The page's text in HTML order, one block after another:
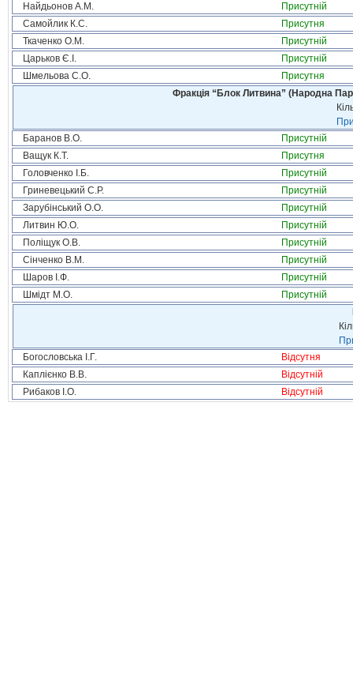
Найдьонов А.М.
Присутній
Самойлик К.С.
Присутня
Ткаченко О.М.
Присутній
Царьков Є.І.
Присутній
Шмельова С.О.
Присутня
Фракція “Блок Литвина” (Народна
Баранов В.О.
Присутній
Ващук К.Т.
Присутня
Головченко І.Б.
Присутній
Гриневецький С.Р.
Присутній
Зарубінський О.О.
Присутній
Литвин Ю.О.
Присутній
Поліщук О.В.
Присутній
Сінченко В.М.
Присутній
Шаров І.Ф.
Присутній
Шмідт М.О.
Присутній
Богословська І.Г.
Відсутня
Каплієнко В.В.
Відсутній
Рибаков І.О.
Відсутній